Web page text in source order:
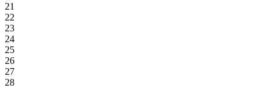
21
22
23
24
25
26
27
28